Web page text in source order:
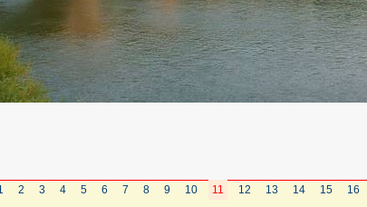
2 3 4 5 6 7 8 9 10 11 12 13 14 15 16